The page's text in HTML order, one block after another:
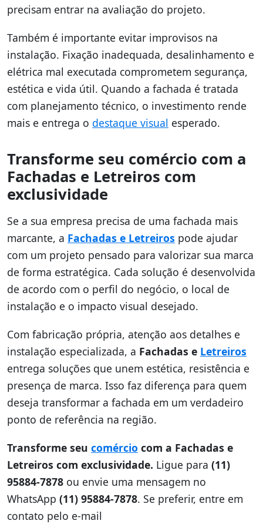
precisam entrar na avaliação do projeto.
Também é importante evitar improvisos na
instalação. Fixação inadequada, desalinhamento e
elétrica mal executada comprometem segurança,
estética e vida útil. Quando a fachada é tratada
com planejamento técnico, o investimento rende
mais e entrega o destaque visual esperado.
Transforme seu comércio com a
Fachadas e Letreiros com
exclusividade
Se a sua empresa precisa de uma fachada mais
marcante, a Fachadas e Letreiros pode ajudar
com um projeto pensado para valorizar sua marca
de forma estratégica. Cada solução é desenvolvida
de acordo com o perfil do negócio, o local de
instalação e o impacto visual desejado.
Com fabricação própria, atenção aos detalhes e
instalação especializada, a Fachadas e Letreiros
entrega soluções que unem estética, resistência e
presença de marca. Isso faz diferença para quem
deseja transformar a fachada em um verdadeiro
ponto de referência na região.
Transforme seu comércio com a Fachadas e
Letreiros com exclusividade. Ligue para (11)
95884-7878 ou envie uma mensagem no
WhatsApp (11) 95884-7878. Se preferir, entre em
contato pelo e-mail